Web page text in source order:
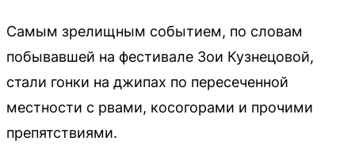
Самым зрелищным событием, по словам
побывавшей на фестивале Зои Кузнецовой,
стали гонки на джипах по пересеченной
местности с рвами, косогорами и прочими
препятствиями.